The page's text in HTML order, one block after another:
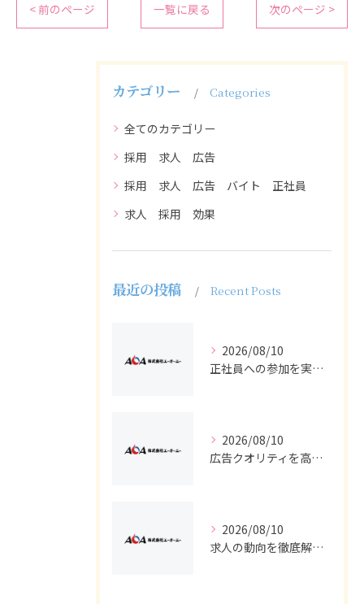
< 前のページ 一覧に戻る 次のページ >
カテゴリー Categories
全てのカテゴリー
採用 求人 広告
採用 求人 広告 バイト 正社員
求人 採用 効果
最近の投稿 Recent Posts
2026/08/10
正社員への参加を実現する採用と求人広告のポイントを徹底解説
2026/08/10
広告クオリティを高める採用求人でバイトと正社員を集める実践テクニック
2026/08/10
求人の動向を徹底解説し採用や広告戦略に活かすバイトと正社員の最新トレンド